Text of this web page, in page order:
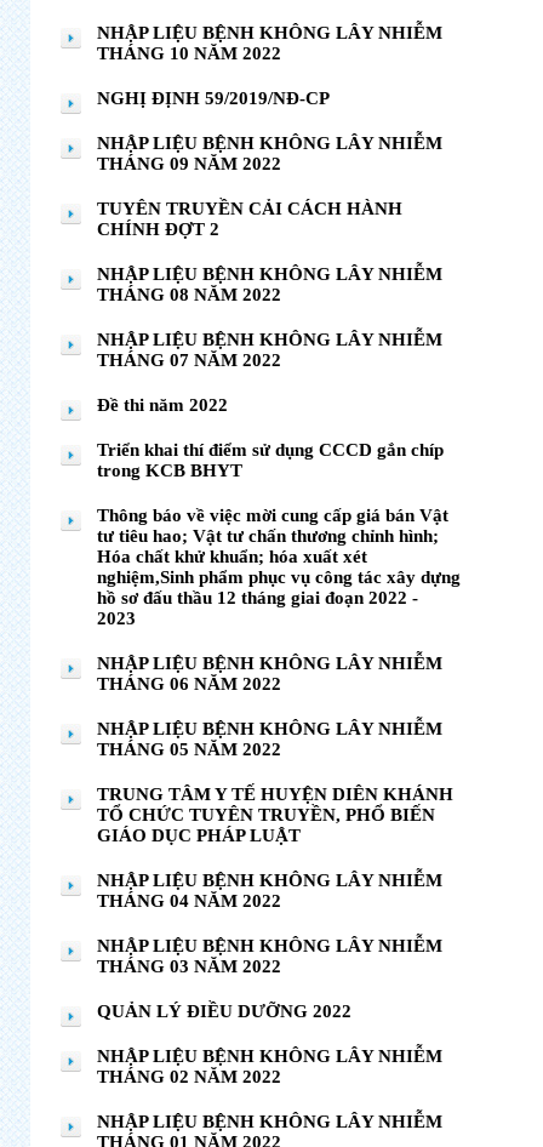
NHẬP LIỆU BỆNH KHÔNG LÂY NHIỄM
THÁNG 10 NĂM 2022
NGHỊ ĐỊNH 59/2019/NĐ-CP
NHẬP LIỆU BỆNH KHÔNG LÂY NHIỄM
THÁNG 09 NĂM 2022
TUYÊN TRUYỀN CẢI CÁCH HÀNH
CHÍNH ĐỢT 2
NHẬP LIỆU BỆNH KHÔNG LÂY NHIỄM
THÁNG 08 NĂM 2022
NHẬP LIỆU BỆNH KHÔNG LÂY NHIỄM
THÁNG 07 NĂM 2022
Đề thi năm 2022
Triển khai thí điểm sử dụng CCCD gắn chíp
trong KCB BHYT
Thông báo về việc mời cung cấp giá bán Vật
tư tiêu hao; Vật tư chấn thương chỉnh hình;
Hóa chất khử khuẩn; hóa xuất xét
nghiệm,Sinh phẩm phục vụ công tác xây dựng
hồ sơ đấu thầu 12 tháng giai đoạn 2022 -
2023
NHẬP LIỆU BỆNH KHÔNG LÂY NHIỄM
THÁNG 06 NĂM 2022
NHẬP LIỆU BỆNH KHÔNG LÂY NHIỄM
THÁNG 05 NĂM 2022
TRUNG TÂM Y TẾ HUYỆN DIÊN KHÁNH
TỔ CHỨC TUYÊN TRUYỀN, PHỔ BIẾN
GIÁO DỤC PHÁP LUẬT
NHẬP LIỆU BỆNH KHÔNG LÂY NHIỄM
THÁNG 04 NĂM 2022
NHẬP LIỆU BỆNH KHÔNG LÂY NHIỄM
THÁNG 03 NĂM 2022
QUẢN LÝ ĐIỀU DƯỠNG 2022
NHẬP LIỆU BỆNH KHÔNG LÂY NHIỄM
THÁNG 02 NĂM 2022
NHẬP LIỆU BỆNH KHÔNG LÂY NHIỄM
THÁNG 01 NĂM 2022